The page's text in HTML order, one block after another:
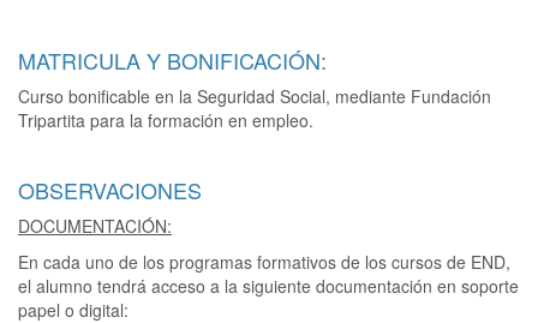
MATRICULA Y BONIFICACIÓN:
Curso bonificable en la Seguridad Social, mediante Fundación
Tripartita para la formación en empleo.
OBSERVACIONES
DOCUMENTACIÓN:
En cada uno de los programas formativos de los cursos de END,
el alumno tendrá acceso a la siguiente documentación en soporte
papel o digital: